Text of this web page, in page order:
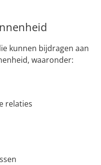
kunnen bijdragen aan
waaronder:
relaties